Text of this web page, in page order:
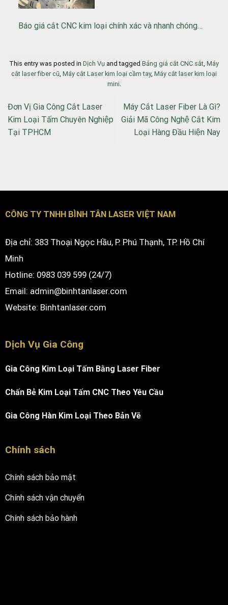
Báo giá cắt CNC kim loại chính xác và nhanh chóng…
This entry was posted in Dịch Vụ and tagged Bảng giá cắt CNC sắt, Máy
cắt laser fiber cũ, Máy cắt Laser kim loại cầm tay, Máy cắt laser kim loại
mini.
Đơn Vị Gia Công Cắt Laser
Kim Loại Tấm Chuyên Nghiệp
Tại TPHCM
Máy Cắt Laser Fiber Là Gì?
Giải Mã Công Nghệ Cắt Kim
Loại Hàng Đầu Hiện Nay
CÔNG TY TNHH BÌNH TÂN LASER VIỆT NAM
Địa chỉ: 383 Thoại Ngọc Hầu, P. Phú Thạnh, TP. Hồ Chí
Minh
Hotline: 0983 039 599 (24/7)
Email: admin@binhtanlaser.com
Website: Binhtanlaser.com
Dịch Vụ Gia Công
Gia Công Kim Loại Tấm Bằng Laser Fiber
Chấn Bẻ Kim Loại Tấm CNC Theo Yêu Cầu
Gia Công Hàn Kim Loại Theo Bản Vẽ
Chính sách
Chính sách bảo mật
Chính sách vận chuyển
Chính sách bảo hành